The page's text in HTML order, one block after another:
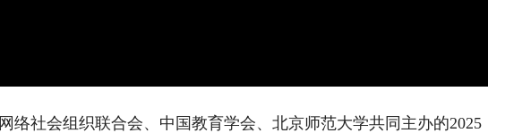
络社会组织联合会、中国教育学会、北京师范大学共同主办的2025